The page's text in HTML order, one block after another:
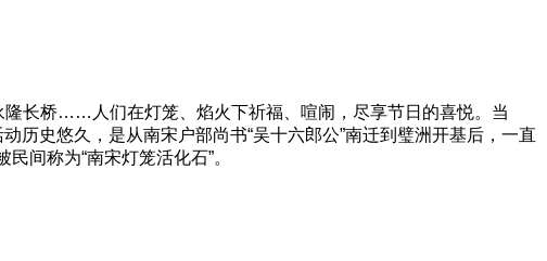
长桥……人们在灯笼、焰火下祈福、喧闹，尽享节日的喜悦。当
历史悠久，是从南宋户部尚书“吴十六郎公”南迁到璧洲开基后，一直
间称为“南宋灯笼活化石”。